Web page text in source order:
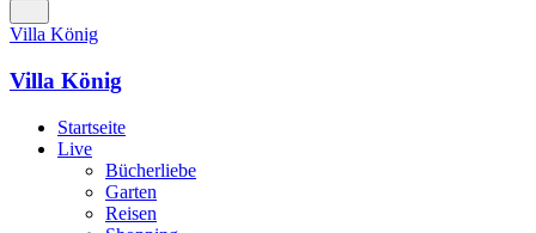
Villa König
Villa König
Startseite
Live
Bücherliebe
Garten
Reisen